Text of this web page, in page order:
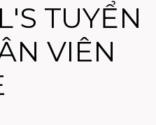
TUYỂN
VIÊN